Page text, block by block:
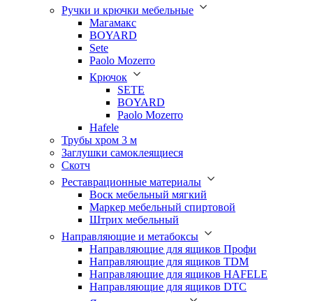
Ручки и крючки мебельные
Магамакс
BOYARD
Sete
Paolo Mozerro
Крючок
SETE
BOYARD
Paolo Mozerro
Hafele
Трубы хром 3 м
Заглушки самоклеящиеся
Скотч
Реставрационные материалы
Воск мебельный мягкий
Маркер мебельный спиртовой
Штрих мебельный
Направляющие и метабоксы
Направляющие для ящиков Профи
Направляющие для ящиков TDM
Направляющие для ящиков HAFELE
Направляющие для ящиков DTC